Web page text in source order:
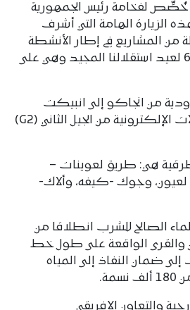
خُصِّص لفخامة رئيس الجمهورية
الزيارة الهامة التي أشرف
من المشاريع في إطار الأنشطة
المخلدة للذكرى الـــ 65 لعيد استقلالنا المجيد وهي على
من انجاكو إلى انبيكت
لحواش بخدمات الاتصالات الإلكترونية من الجيل الثاني (G2)
هي: طريق لعوينات –
وجوك -كيفه، وألاك-
الصالح للشرب انطلاقا من
والقرى الواقعة على طول خط
ضمان النفاذ إلى المياه
والتعاون الإفريقي